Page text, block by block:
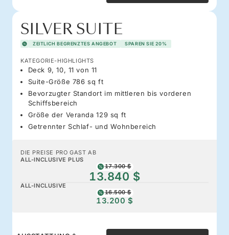
SILVER SUITE
ZEITLICH BEGRENZTES ANGEBOT SPAREN SIE 20%
KATEGORIE-HIGHLIGHTS
Deck 9, 10, 11 von 11
Suite-Größe 786 sq ft
Bevorzugter Standort im mittleren bis vorderen
Schiffsbereich
Größe der Veranda 129 sq ft
Getrennter Schlaf- und Wohnbereich
DIE PREISE PRO GAST AB
ALL-INCLUSIVE PLUS
17.300 $
13.840 $
ALL-INCLUSIVE
16.500 $
13.200 $